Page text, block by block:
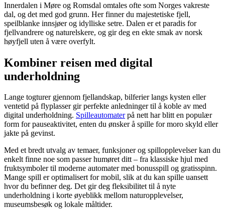
Innerdalen i Møre og Romsdal omtales ofte som Norges vakreste
dal, og det med god grunn. Her finner du majestetiske fjell,
speilblanke innsjøer og idylliske setre. Dalen er et paradis for
fjellvandrere og naturelskere, og gir deg en ekte smak av norsk
høyfjell uten å være overfylt.
Kombiner reisen med digital
underholdning
Lange togturer gjennom fjellandskap, bilferier langs kysten eller
ventetid på flyplasser gir perfekte anledninger til å koble av med
digital underholdning. Spilleautomaterpå nett har blitt en populær
form for pauseaktivitet, enten du ønsker å spille for moro skyld eller
jakte på gevinst.
Med et bredt utvalg av temaer, funksjoner og spillopplevelser kan du
enkelt finne noe som passer humøret ditt – fra klassiske hjul med
fruktsymboler til moderne automater med bonusspill og gratisspinn.
Mange spill er optimalisert for mobil, slik at du kan spille uansett
hvor du befinner deg. Det gir deg fleksibilitet til å nyte
underholdning i korte øyeblikk mellom naturopplevelser,
museumsbesøk og lokale måltider.